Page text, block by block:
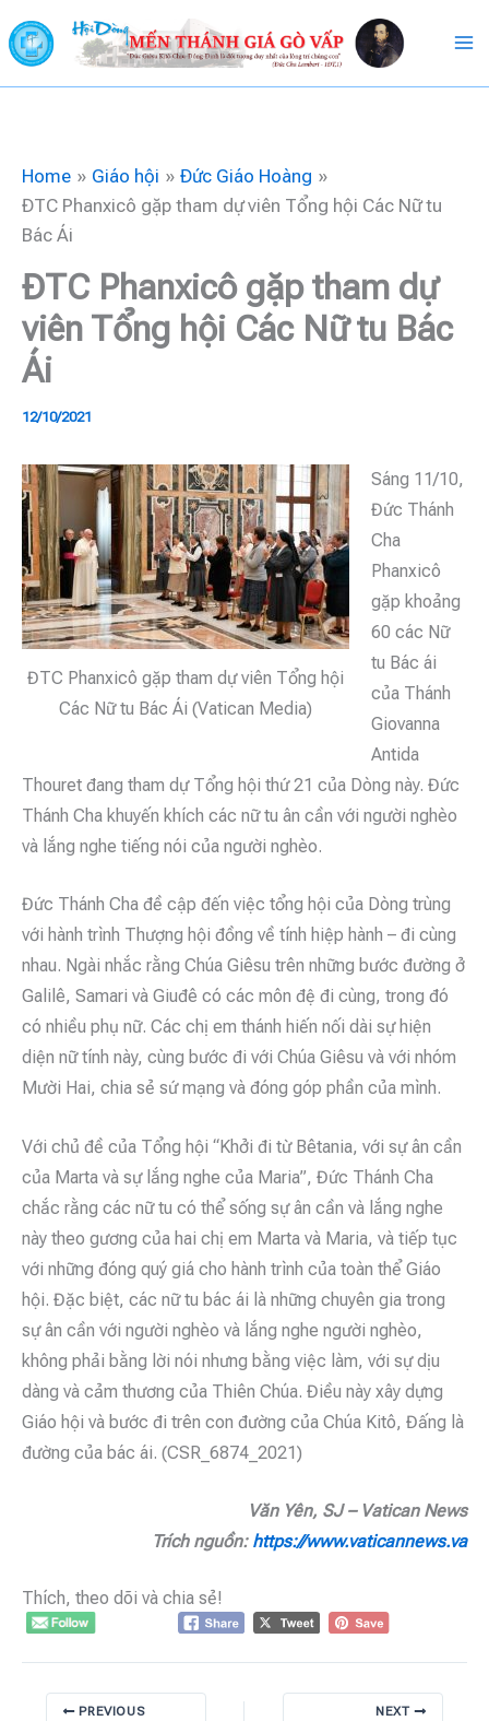
to
content
Home Giáo hội
Đức Giáo Hoàng
ĐTC Phanxicô gặp tham dự viên Tổng hội Các Nữ tu
Bác Ái
ĐTC Phanxicô gặp tham dự
viên Tổng hội Các Nữ tu Bác
Ái
12/10/2021
ĐTC Phanxicô gặp tham dự viên Tổng hội
Các Nữ tu Bác Ái (Vatican Media)
Sáng 11/10,
Đức Thánh
Cha
Phanxicô
gặp khoảng
60 các Nữ
tu Bác ái
của Thánh
Giovanna
Antida
Thouret đang tham dự Tổng hội thứ 21 của Dòng này. Đức
Thánh Cha khuyến khích các nữ tu ân cần với người nghèo
và lắng nghe tiếng nói của người nghèo.
Đức Thánh Cha đề cập đến việc tổng hội của Dòng trùng
với hành trình Thượng hội đồng về tính hiệp hành – đi cùng
nhau. Ngài nhắc rằng Chúa Giêsu trên những bước đường ở
Galilê, Samari và Giuđê có các môn đệ đi cùng, trong đó
có nhiều phụ nữ. Các chị em thánh hiến nối dài sự hiện
diện nữ tính này, cùng bước đi với Chúa Giêsu và với nhóm
Mười Hai, chia sẻ sứ mạng và đóng góp phần của mình.
Với chủ đề của Tổng hội “Khởi đi từ Bêtania, với sự ân cần
của Marta và sự lắng nghe của Maria”, Đức Thánh Cha
chắc rằng các nữ tu có thể sống sự ân cần và lắng nghe
này theo gương của hai chị em Marta và Maria, và tiếp tục
với những đóng quý giá cho hành trình của toàn thể Giáo
hội. Đặc biệt, các nữ tu bác ái là những chuyên gia trong
sự ân cần với người nghèo và lắng nghe người nghèo,
không phải bằng lời nói nhưng bằng việc làm, với sự dịu
dàng và cảm thương của Thiên Chúa. Điều này xây dựng
Giáo hội và bước đi trên con đường của Chúa Kitô, Đấng là
đường của bác ái. (CSR_6874_2021)
Văn Yên, SJ – Vatican News
Trích nguồn: https://www.vaticannews.va
Thích, theo dõi và chia sẻ!
PREVIOUS NEXT